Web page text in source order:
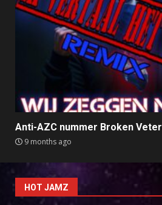
Anti-AZC nummer Broken
9 months ago
HOT JAMZ